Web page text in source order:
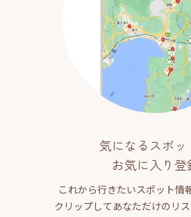
気になるスポッ
お気に入り登
これから行きたいスポット情
クリップしてあなただけのリス